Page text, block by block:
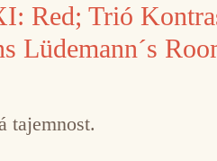
Red; Trió
Lüdemann´s
tajemnost.